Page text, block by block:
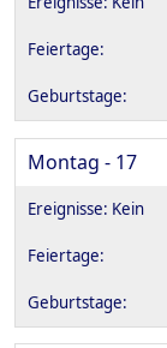
Montag - 17